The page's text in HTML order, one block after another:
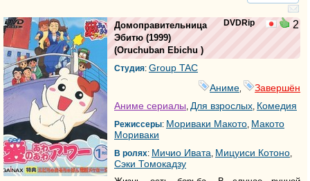
DVDRip 2
Домоправительница
Эбитю (1999)
(Oruchuban Ebichu )
Студия: Group TAC
Аниме
Завершён
Аниме сериалы Для взрослых Комедия
Режиссеры: Мориваки Макото Макото
Мориваки
В ролях: Мичио Ивата Мицуиси Котоно
Сэки Томокадзу